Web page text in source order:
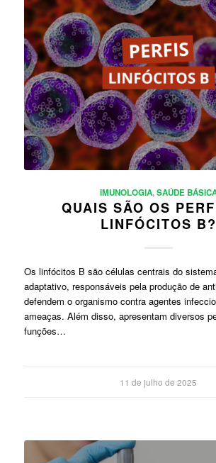
IMUNOLOGIA,SAÚDE
QUAIS SÃO OS
LINFÓCITOS B?
Os linfócitos B são células centrais do
adaptativo, responsáveis pela produção de
defendem o organismo contra agentes
ameaças. Além disso, apresentam diversos
funções…
11 de julho de 2025